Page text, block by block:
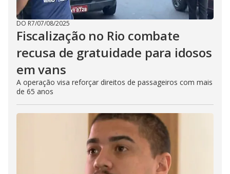
DO R7/07/08/2025
Fiscalização no Rio combate
recusa de gratuidade para idosos
em vans
A operação visa reforçar direitos de passageiros com mais
de 65 anos